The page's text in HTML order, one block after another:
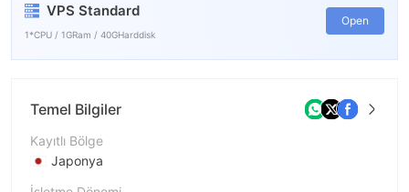
VPS Standard
1*CPU / 1GRam / 40GHarddisk
Open
Temel Bilgiler
Kayıtlı Bölge
Japonya